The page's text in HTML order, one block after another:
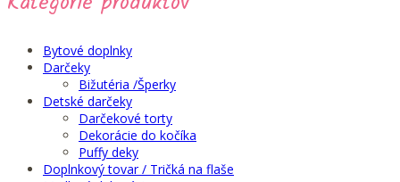
Bytové doplnky
Darčeky
Bižutéria /Šperky
Detské darčeky
Darčekové torty
Dekorácie do kočíka
Puffy deky
Doplnkový tovar / Tričká na flaše